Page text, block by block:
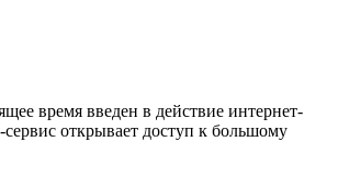
время введен в действие интернет-
открывает доступ к большому